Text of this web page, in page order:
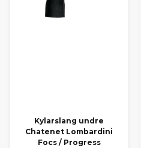
Kylarslang undre
Chatenet Lombardini
Focs / Progress